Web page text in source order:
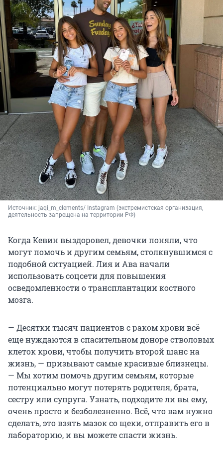
Источник: jaqi_m_clements/ Instagram (экстремистская организация,
деятельность запрещена на территории РФ)
Когда Кевин выздоровел, девочки поняли, что
могут помочь и другим семьям, столкнувшимся с
подобной ситуацией. Лия и Ава начали
использовать соцсети для повышения
осведомленности о трансплантации костного
мозга.
— Десятки тысяч пациентов с раком крови всё
еще нуждаются в спасительном доноре стволовых
клеток крови, чтобы получить второй шанс на
жизнь, — призывают самые красивые близнецы.
— Мы хотим помочь другим семьям, которые
потенциально могут потерять родителя, брата,
сестру или супруга. Узнать, подходите ли вы ему,
очень просто и безболезненно. Всё, что вам нужно
сделать, это взять мазок со щеки, отправить его в
лабораторию, и вы можете спасти жизнь.